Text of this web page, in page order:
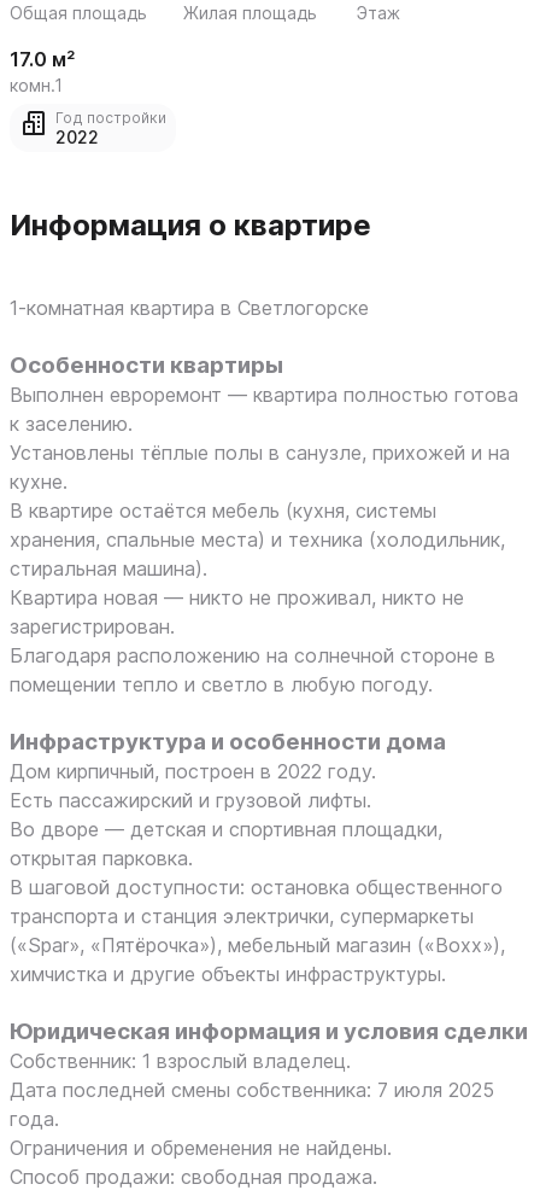
Общая площадь Жилая площадь Этаж
17.0 м²
комн.1
Год постройки
2022
Информация о квартире
1‑комнатная квартира в Светлогорске
Особенности квартиры
Выполнен евроремонт — квартира полностью готова
к заселению.
Установлены тёплые полы в санузле, прихожей и на
кухне.
В квартире остаётся мебель (кухня, системы
хранения, спальные места) и техника (холодильник,
стиральная машина).
Квартира новая — никто не проживал, никто не
зарегистрирован.
Благодаря расположению на солнечной стороне в
помещении тепло и светло в любую погоду.
Инфраструктура и особенности дома
Дом кирпичный, построен в 2022 году.
Есть пассажирский и грузовой лифты.
Во дворе — детская и спортивная площадки,
открытая парковка.
В шаговой доступности: остановка общественного
транспорта и станция электрички, супермаркеты
(«Spar», «Пятёрочка»), мебельный магазин («Вохх»),
химчистка и другие объекты инфраструктуры.
Юридическая информация и условия сделки
Собственник: 1 взрослый владелец.
Дата последней смены собственника: 7 июля 2025
года.
Ограничения и обременения не найдены.
Способ продажи: свободная продажа.